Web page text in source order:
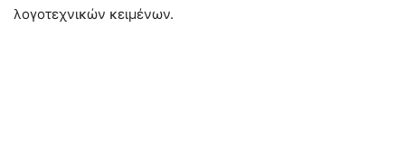
λογοτεχνικών κειμένων.